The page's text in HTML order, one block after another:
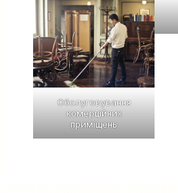
Обслуговування
комерційних
приміщень